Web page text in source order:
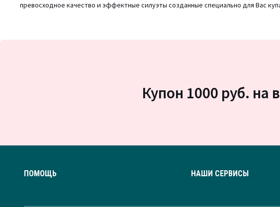
превосходное качество и эффектные силуэты созданные специально для Вас
Купон 1000 руб. на
ПОМОЩЬ НАШИ СЕРВИСЫ